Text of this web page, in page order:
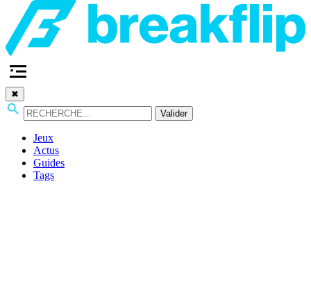
✖
Valider
Jeux
Actus
Guides
Tags